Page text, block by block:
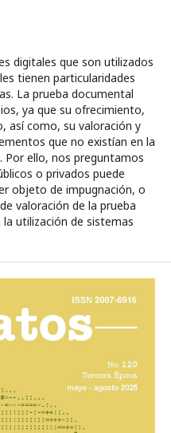
digitales que son utilizados
tienen particularidades
La prueba documental
ya que su ofrecimiento,
así como, su valoración y
que no existían en la
ello, nos preguntamos
o privados puede
objeto de impugnación, o
valoración de la prueba
utilización de sistemas